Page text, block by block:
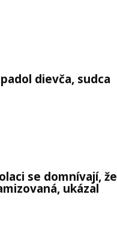
dievča, sudca
se domnívají, že
ukázal